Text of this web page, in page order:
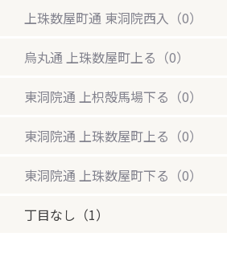
上珠数屋町通 東洞院西入（0）
烏丸通 上珠数屋町上る（0）
東洞院通 上枳殻馬場下る（0）
東洞院通 上珠数屋町上る（0）
東洞院通 上珠数屋町下る（0）
丁目なし（1）